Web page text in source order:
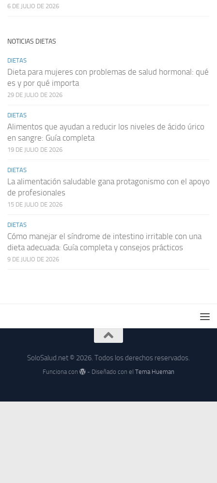
6 DE JULIO DE 2026
NOTICIAS DIETAS
DIETAS
Dieta para mujeres con problemas de salud hormonal: qué
es y por qué importa
29 DE JULIO DE 2026
DIETAS
Alimentos que ayudan a reducir los niveles de ácido úrico
en sangre: Guía completa
19 DE JULIO DE 2026
DIETAS
La alimentación saludable gana protagonismo con el apoyo
de profesionales
15 DE JULIO DE 2026
DIETAS
Cómo manejar el síndrome de intestino irritable con una
dieta adecuada: Guía completa y consejos prácticos
9 DE JULIO DE 2026
SoloSalud.net © 2026. Todos los derechos reservados.
Funciona con - Diseñado con elTema Hueman